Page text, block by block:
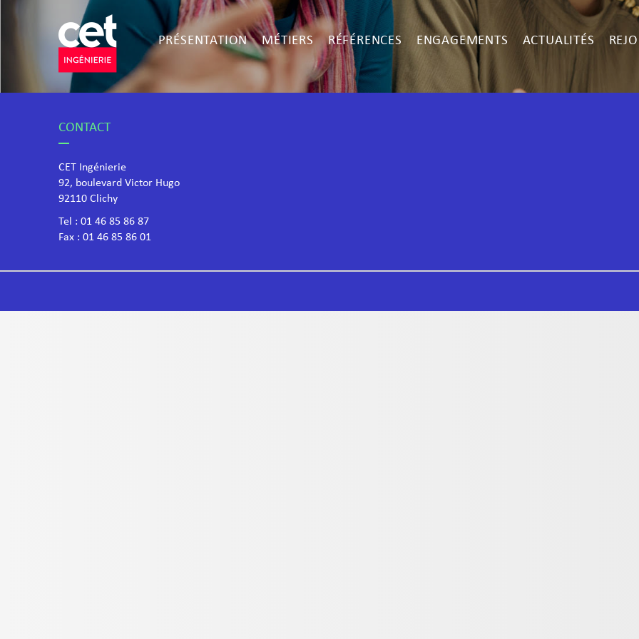
PRÉSENTATION MÉTIERS RÉFÉRENCES ENGAGEMENTS ACTUALITÉS
CONTACT
CET Ingénierie
92, boulevard Victor Hugo
​92110 Clichy
Tel : 01 46 85 86 87
Fax : 01 46 85 86 01